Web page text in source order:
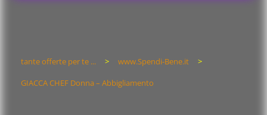
tante offerte per te ... > www.Spendi-Bene.it
>
GIACCA CHEF Donna – Abbigliamento